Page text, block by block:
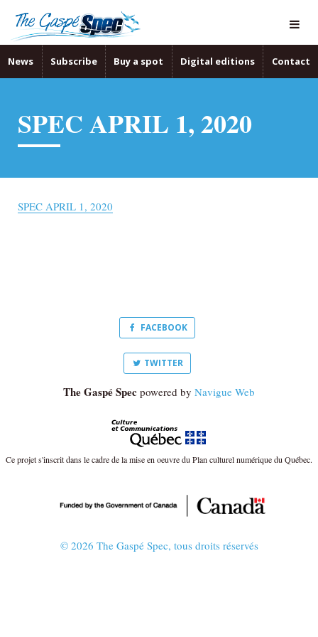
News Subscribe Buy a spot Digital editions Contact
SPEC APRIL 1, 2020
SPEC APRIL 1, 2020
FACEBOOK
TWITTER
The Gaspé Spec powered by Navigue Web
Ce projet s'inscrit dans le cadre de la mise en oeuvre du Plan culturel numérique du Québec.
© 2026 The Gaspé Spec, tous droits réservés